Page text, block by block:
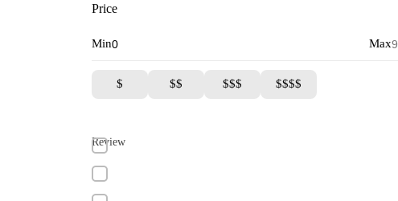
Price
Min Max
$ $$ $$$ $$$$
Review